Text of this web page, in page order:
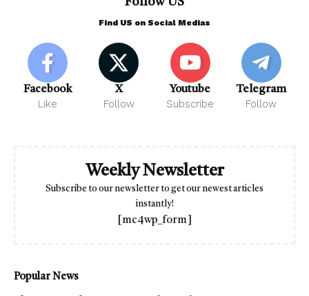
Find US on Social Medias
Facebook
Like
X
Follow
Youtube
Subscribe
Telegram
Follow
Weekly Newsletter
Subscribe to our newsletter to get our newest articles
instantly!
[mc4wp_form]
Popular News